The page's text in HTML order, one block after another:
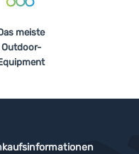
meiste
Outdoor-